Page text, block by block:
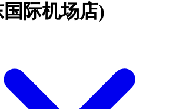
际机场店)